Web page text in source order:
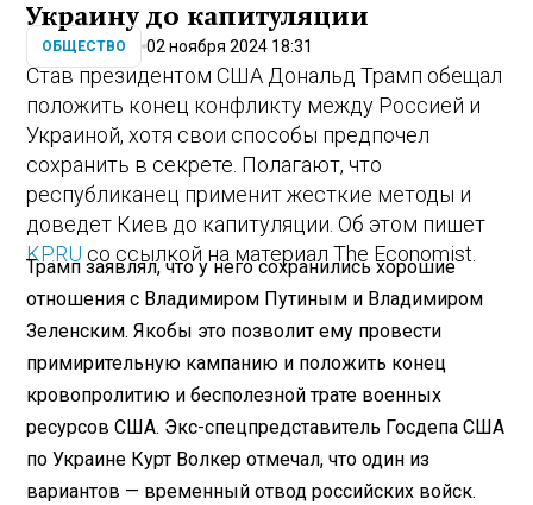
Украину до капитуляции
ОБЩЕСТВО 02 ноября 2024 18:31
Став президентом США Дональд Трамп обещал
положить конец конфликту между Россией и
Украиной, хотя свои способы предпочел
сохранить в секрете. Полагают, что
республиканец применит жесткие методы и
доведет Киев до капитуляции. Об этом пишет
KP.RU со ссылкой на материал The Economist.
Трамп заявлял, что у него сохранились хорошие
отношения с Владимиром Путиным и Владимиром
Зеленским. Якобы это позволит ему провести
примирительную кампанию и положить конец
кровопролитию и бесполезной трате военных
ресурсов США. Экс-спецпредставитель Госдепа США
по Украине Курт Волкер отмечал, что один из
вариантов — временный отвод российских войск.